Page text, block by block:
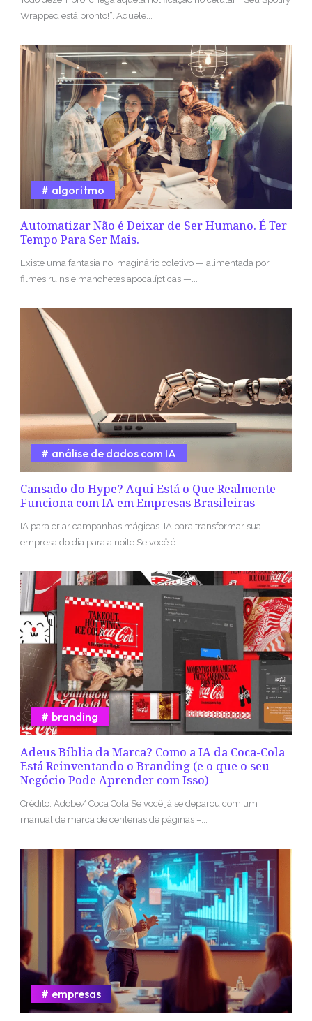
Wrapped está pronto!”. Aquele...
Automatizar Não é Deixar de Ser Humano. É Ter
Tempo Para Ser Mais.
algoritmo
Existe uma fantasia no imaginário coletivo — alimentada por
filmes ruins e manchetes apocalípticas —...
Cansado do Hype? Aqui Está o Que Realmente
Funciona com IA em Empresas Brasileiras
análise de dados com IA
IA para criar campanhas mágicas. IA para transformar sua
empresa do dia para a noite.Se você é...
Adeus Bíblia da Marca? Como a IA da Coca-Cola
Está Reinventando o Branding (e o que o seu
Negócio Pode Aprender com Isso)
branding
Crédito: Adobe/ Coca Cola Se você já se deparou com um
manual de marca de centenas de páginas –...
empresas